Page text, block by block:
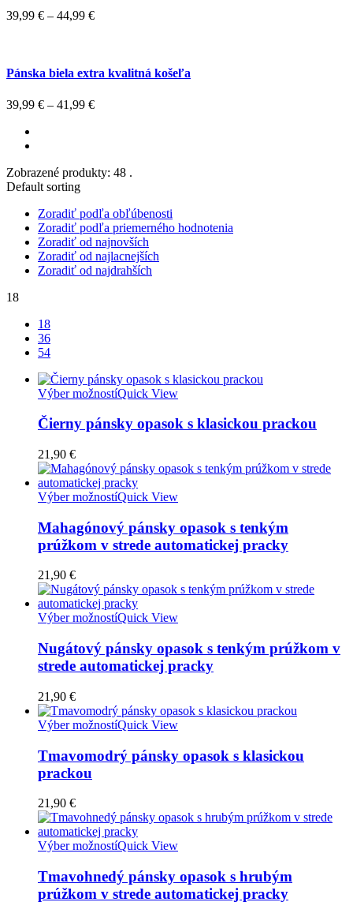
39,99 € – 44,99 €
Pánska biela extra kvalitná košeľa
39,99 € – 41,99 €
Zobrazené produkty: 48 .
Default sorting
Zoradiť podľa obľúbenosti
Zoradiť podľa priemerného hodnotenia
Zoradiť od najnovších
Zoradiť od najlacnejších
Zoradiť od najdrahších
18
18
36
54
Výber možnostíQuick View
Čierny pánsky opasok s klasickou prackou
21,90 €
Výber možnostíQuick View
Mahagónový pánsky opasok s tenkým
prúžkom v strede automatickej pracky
21,90 €
Výber možnostíQuick View
Nugátový pánsky opasok s tenkým prúžkom v
strede automatickej pracky
21,90 €
Výber možnostíQuick View
Tmavomodrý pánsky opasok s klasickou
prackou
21,90 €
Výber možnostíQuick View
Tmavohnedý pánsky opasok s hrubým
prúžkom v strede automatickej pracky